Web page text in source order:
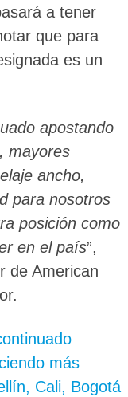
a tener
que para
es un
apostando
mayores
ancho,
para nosotros
posición como
en el país”,
de American
más
Cali, Bogotá